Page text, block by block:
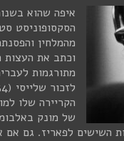
איפה שהוא
הסקסופוניסט
מהמלחין
וכתב את העצות
מתורגמות
הקריירה שלו
של מונק
השישים לפאריז. גם